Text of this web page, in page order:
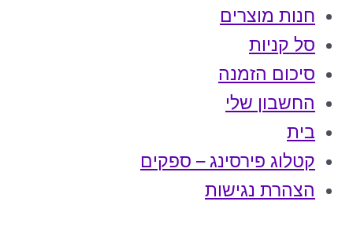
חנות מוצרים
סל קניות
סיכום הזמנה
החשבון שלי
בית
קטלוג פירסינג – ספקים
הצהרת נגישות